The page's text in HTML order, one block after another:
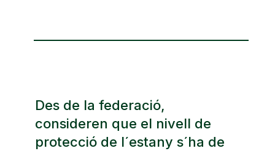
Des de la federació,
consideren que el nivell de
protecció de l´estany s´ha de